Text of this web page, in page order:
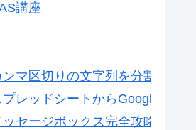
講座
ンマ区切りの文字列を分割して
プレッドシートからGoogleカ
ッセージボックス完全攻略(Gス